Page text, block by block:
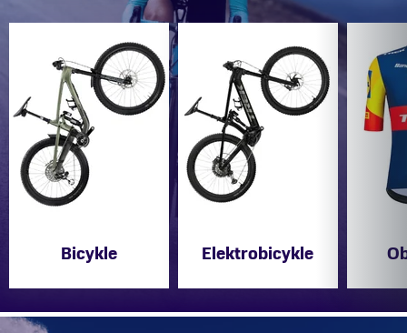
Bicykle Elektrobicykle